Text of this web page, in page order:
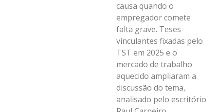
causa quando o
empregador comete
falta grave. Teses
vinculantes fixadas pelo
TST em 2025 e o
mercado de trabalho
aquecido ampliaram a
discussão do tema,
analisado pelo escritório